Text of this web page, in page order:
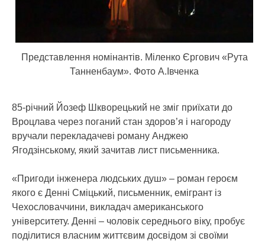
Представлення номінантів. Міленко Єргович «Рута
Танненбаум». Фото А.Івченка
85-річний Йозеф Шкворецький не зміг приїхати до
Вроцлава через поганий стан здоров’я і нагороду
вручали перекладачеві роману Анджею
Ягодзінському, який зачитав лист письменника.
«Пригоди інженера людських душ» – роман героєм
якого є Денні Сміцький, письменник, емігрант із
Чехословаччини, викладач американського
університету. Денні – чоловік середнього віку, пробує
поділитися власним життєвим досвідом зі своїми